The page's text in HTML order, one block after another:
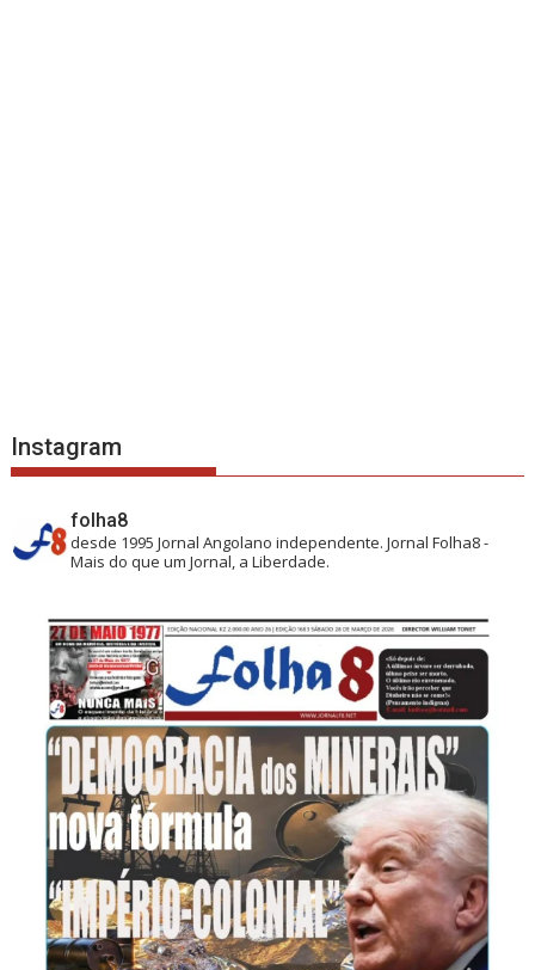
Instagram
folha8
desde 1995 Jornal Angolano independente.Jornal Folha8 -
Mais do que um Jornal, a Liberdade.